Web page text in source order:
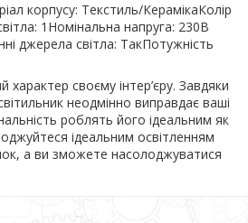
корпусу: Текстиль/КерамікаКолір
1Номінальна напруга: 230В
джерела світла: ТакПотужність
своєму інтер’єру. Завдяки
неодмінно виправдає ваші
роблять його ідеальним як
ідеальним освітленням
а ви зможете насолоджуватися